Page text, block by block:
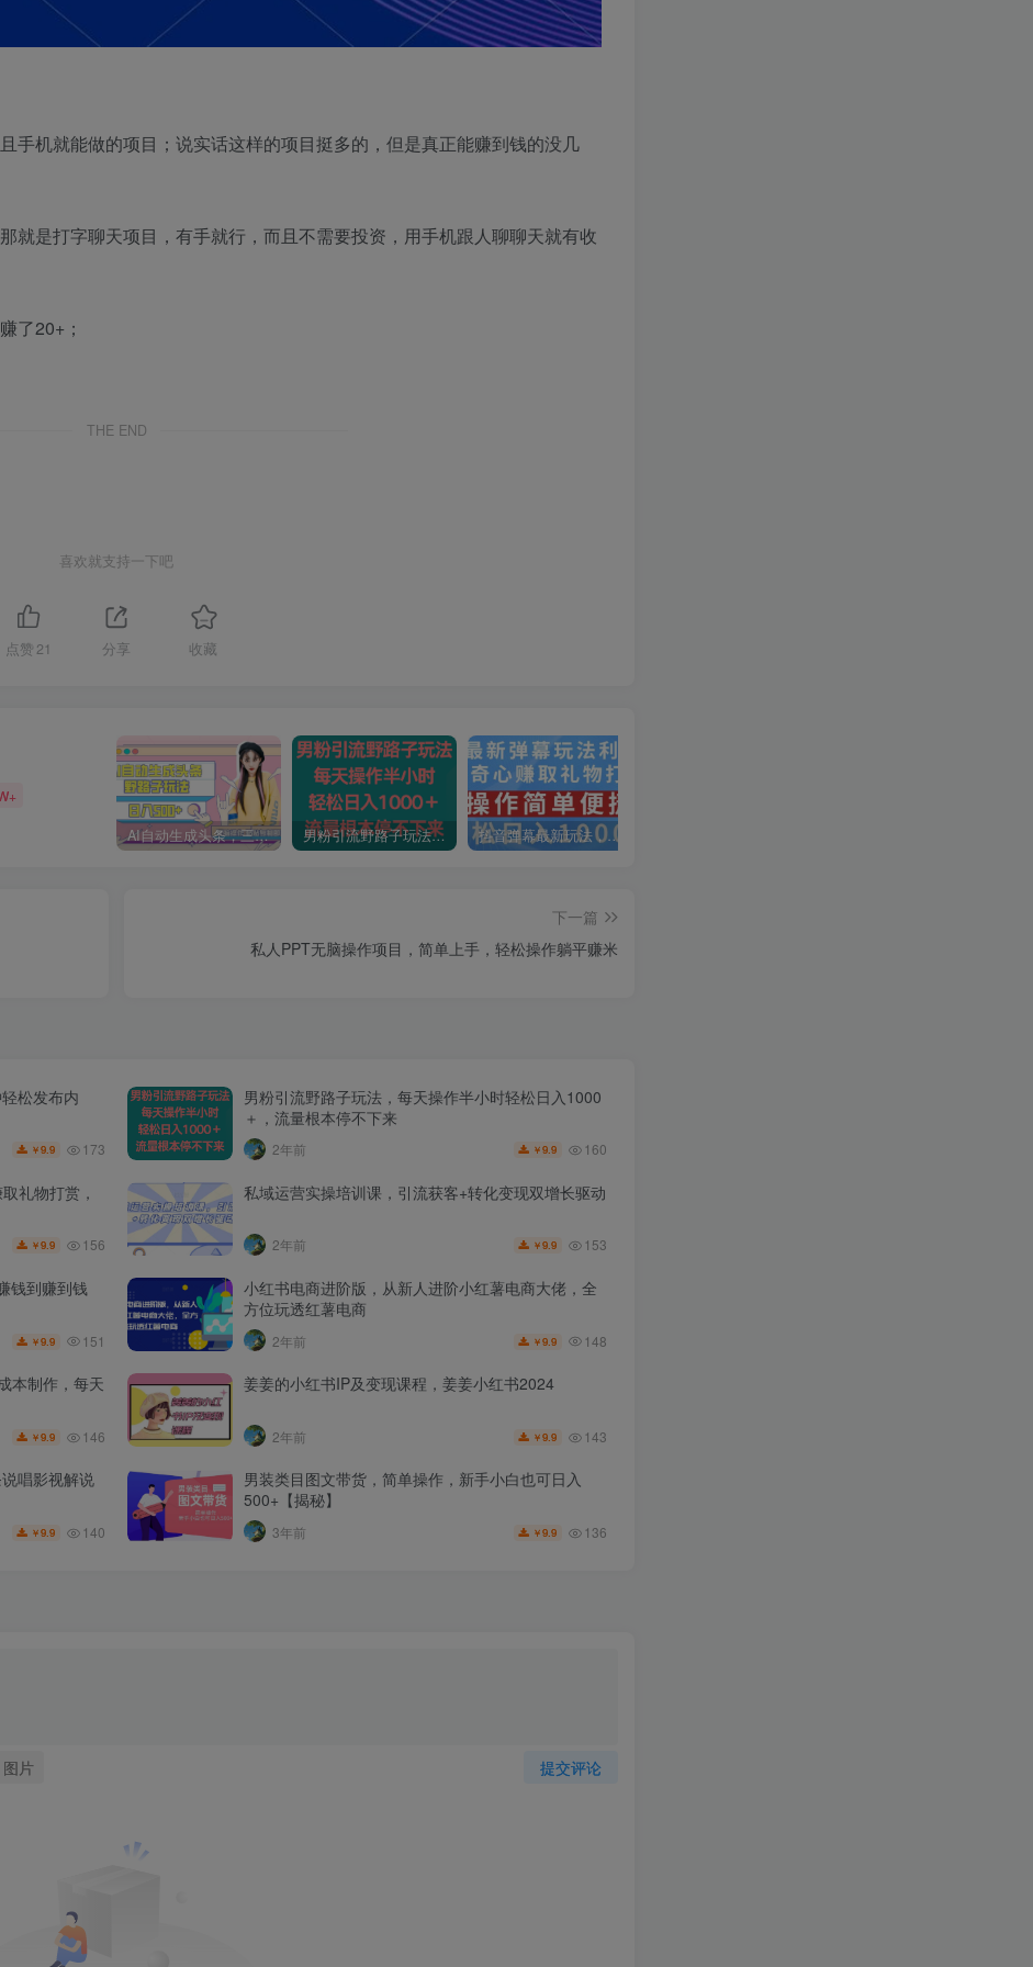
手机就能做的项目；说实话这样的项目挺多的，但是真正能赚到钱的没几
就是打字聊天项目，有手就行，而且不需要投资，用手机跟人聊聊天就有收
了20+；
THE END
喜欢就支持一下吧
点赞 21 分享 收藏
AI自动生成头条，三天必起号，三分钟轻松发布内容，复制粘贴，保姆级教… 男粉引流野路子玩法，每天操作半小时轻松日入1000＋，流量根本停不下来 抖音弹幕最新玩法，利用粉丝好奇心赚取礼物打赏，轻松日入1000+
下一篇
私人PPT无脑操作项目，简单上手，轻松操作躺平赚米
松发布内
￥9.9 173
男粉引流野路子玩法，每天操作半小时轻松日入1000
＋，流量根本停不下来
2年前 ￥9.9 160
礼物打赏，
￥9.9 156
私域运营实操培训课，引流获客+转化变现双增长驱动
2年前 ￥9.9 153
钱到赚到钱
￥9.9 151
小红书电商进阶版，从新人进阶小红薯电商大佬，全
方位玩透红薯电商
2年前 ￥9.9 148
本制作，每天
￥9.9 146
姜姜的小红书IP及变现课程，姜姜小红书2024
2年前 ￥9.9 143
唱影视解说
￥9.9 140
男装类目图文带货，简单操作，新手小白也可日入
500+【揭秘】
3年前 ￥9.9 136
提交评论
图片